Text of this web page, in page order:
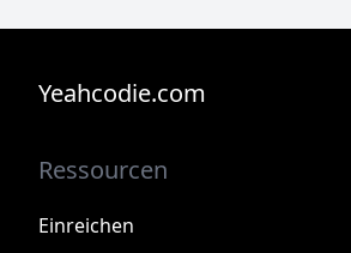
Yeahcodie.com
Ressourcen
Einreichen